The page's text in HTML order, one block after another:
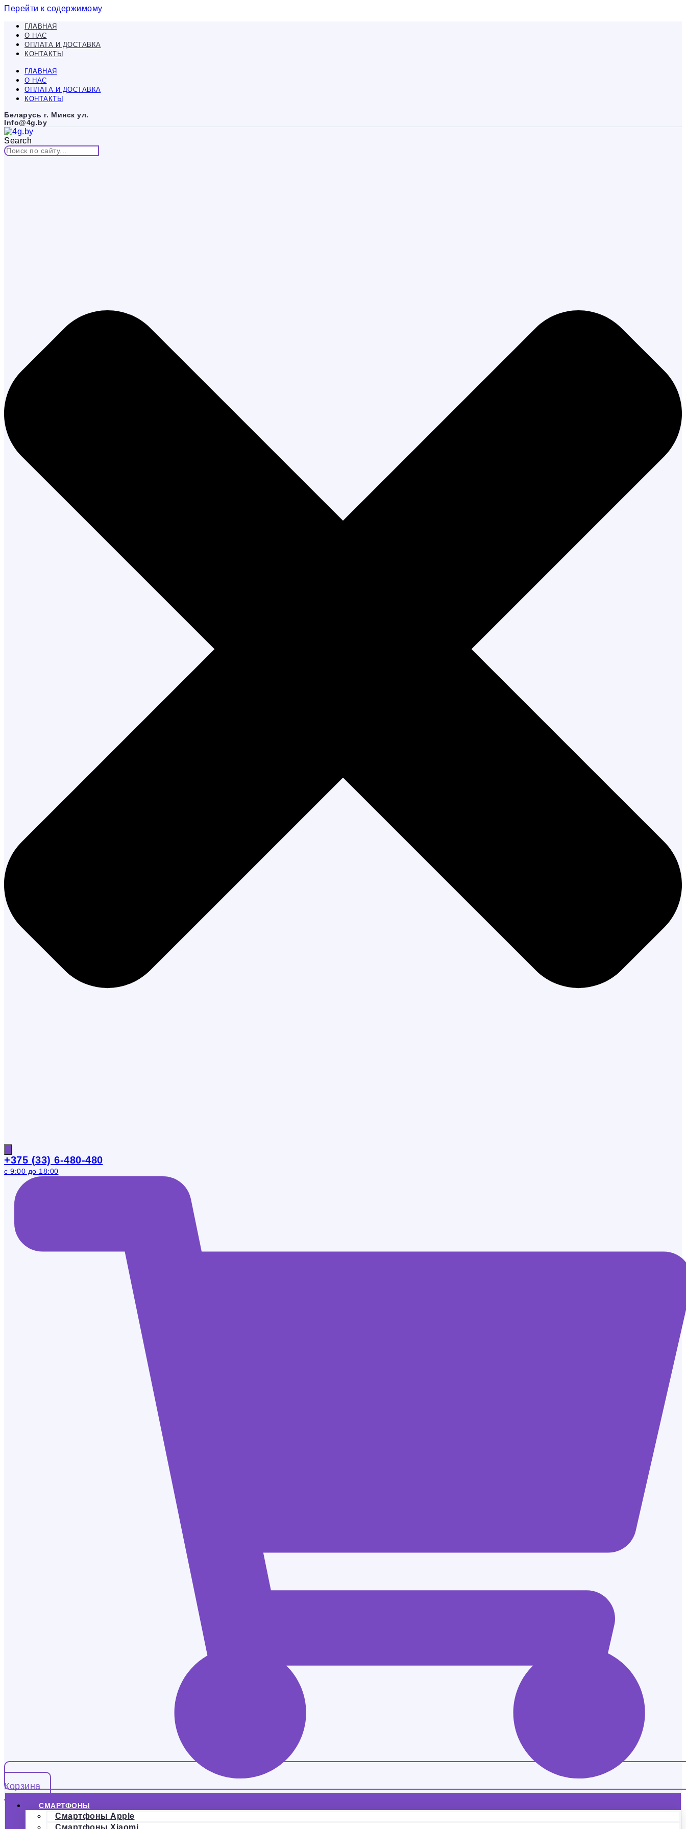
Перейти к содержимому
ГЛАВНАЯ
О НАС
ОПЛАТА И ДОСТАВКА
КОНТАКТЫ
ГЛАВНАЯ
О НАС
ОПЛАТА И ДОСТАВКА
КОНТАКТЫ
Беларусь г. Минск ул.
Info@4g.by
Search
+375 (33) 6-480-480
с 9:00 до 18:00
Корзина
СМАРТФОНЫ
Смартфоны Apple
Смартфоны Xiaomi